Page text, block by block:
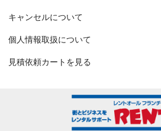
キャンセルについて
個人情報取扱について
見積依頼カートを見る